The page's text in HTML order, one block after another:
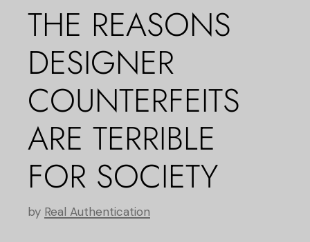
THE REASONS
DESIGNER
COUNTERFEITS
ARE TERRIBLE
FOR SOCIETY
by Real Authentication